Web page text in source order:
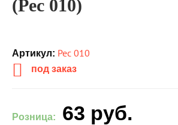
(Рес 010)
Артикул: Рес 010
под заказ
Розница: 63 руб.